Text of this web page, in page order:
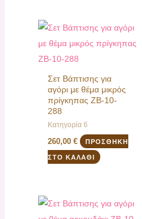
Σετ Βάπτισης για
αγόρι με θέμα μικρός
πρίγκηπας ΖΒ-10-
288
Κατηγορία 6
260,00€ ΠΡΟΣΘΉΚΗ
ΣΤΟ ΚΑΛΆΘΙ